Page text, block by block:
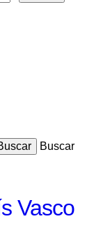
Buscar
Vasco